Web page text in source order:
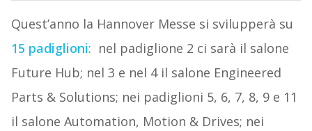
Quest’anno la Hannover Messe si svilupperà su
15 padiglioni: nel padiglione 2 ci sarà il salone
Future Hub; nel 3 e nel 4 il salone Engineered
Parts & Solutions; nei padiglioni 5, 6, 7, 8, 9 e 11
il salone Automation, Motion & Drives; nei